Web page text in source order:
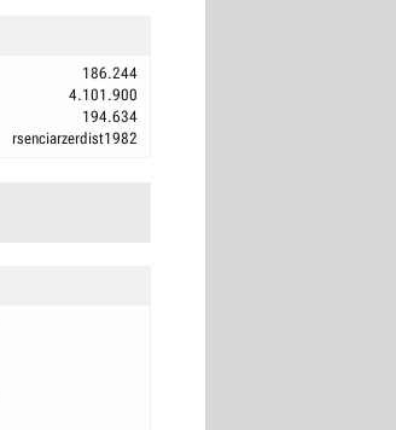
186.244
4.101.900
194.634
rsenciarzerdist1982